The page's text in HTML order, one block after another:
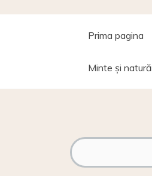
Prima pagina
Minte și natură